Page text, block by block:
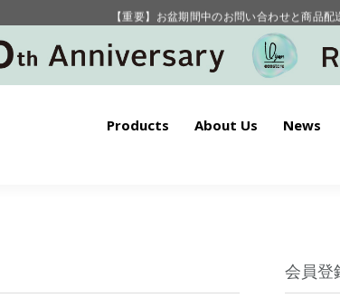
【重要】お盆期間中のお問い合わせと商品配
毎月お得にポイントが貯まる！ “月のポイン
Products About Us News
会員登